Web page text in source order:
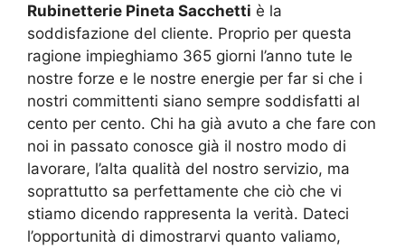
Rubinetterie Pineta Sacchetti è la
soddisfazione del cliente. Proprio per questa
ragione impieghiamo 365 giorni l’anno tute le
nostre forze e le nostre energie per far si che i
nostri committenti siano sempre soddisfatti al
cento per cento. Chi ha già avuto a che fare con
noi in passato conosce già il nostro modo di
lavorare, l’alta qualità del nostro servizio, ma
soprattutto sa perfettamente che ciò che vi
stiamo dicendo rappresenta la verità. Dateci
l’opportunità di dimostrarvi quanto valiamo,